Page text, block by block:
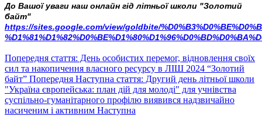
До Вашої уваги наш онлайн гід літньої школи "Золотий
байт"
https://sites.google.com/view/goldbite/
Попередня стаття: День особистих перемог, відновлення своїх
сил та накопичення власного ресурсу в ЛІШ 2024 “Золотий
байт” Попередня Наступна стаття: Другий день літньої школи
"Україна європейська: план дій для молоді" для учнівства
суспільно-гуманітарного профілю виявився надзвичайно
насиченим і активним Наступна